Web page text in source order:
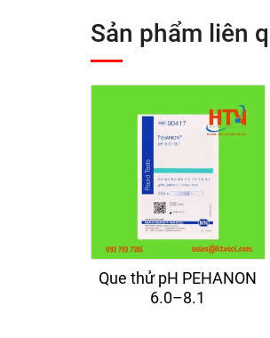
Sản phẩm liên
Que thử pH PEHANON
6.0–8.1